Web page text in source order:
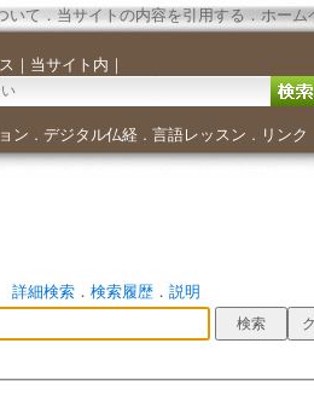
いて．当サイトの内容を引用する ． ホーム
｜ 当サイト内 ｜
ン ． デジタル仏経． 言語レッスン ． リンク
詳細検索． 検索履歴． 説明